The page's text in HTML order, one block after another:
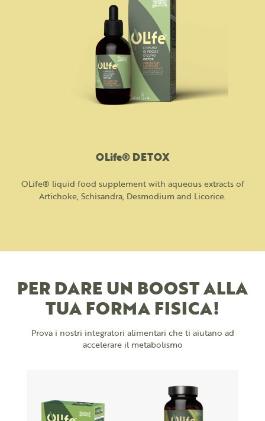
OLife® DETOX
OLife® liquid food supplement with aqueous extracts of
Artichoke, Schisandra, Desmodium and Licorice.
PER DARE UN BOOST ALLA
TUA FORMA FISICA!
Prova i nostri integratori alimentari che ti aiutano ad
accelerare il metabolismo